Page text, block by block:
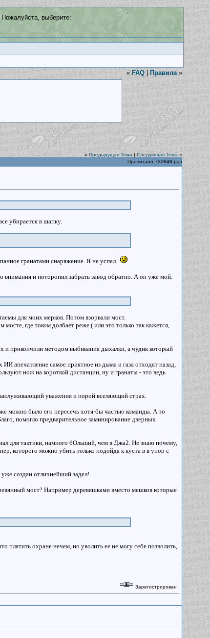
выберите:
« FAQ | Правила »
« Предыдущая Тема|Следующая Тема »
Прочитано 722848 раз
убирается в шапку.
гранатами снаряжение. Я не успел.
внимания и поторопил забрать завод обратно. А он уже мой.
для моих мерков. Потом взорвали мост.
где током долбает реже ( или это только так кажется,
и прикончили методом выбивания дыхалки, а чудик который
впечатление самое приятное из дыма и газа отходят назад,
нож на короткой дистанции, ну и гранаты - это ведь
уважения и порой вселяющий страх.
же можно было его пересечь хотя-бы частью команды. А то
помогло предварительное заминирование дверных
для тактики, намного бОльший, чем в Джа2. Не знаю почему,
которого можно убить только подойдя к куста в в упор с
создан отличнейший задел!
мост? Например деревяшками вместо мешков которые
охране нечем, но уволить ее не могу себе позволить,
Зарегистрирован